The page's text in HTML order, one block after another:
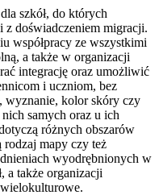
szkół, do których
z doświadczeniem migracji.
współpracy ze wszystkimi
a także w organizacji
integrację oraz umożliwić
i uczniom, bez
wyznanie, kolor skóry czy
samych oraz u ich
różnych obszarów
rodzaj mapy czy też
wyodrębnionych w
a także organizacji